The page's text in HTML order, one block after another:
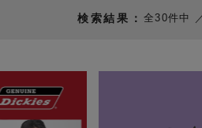
30件中